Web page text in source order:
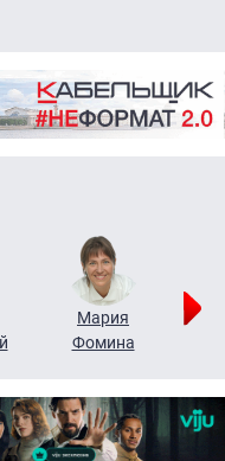
Мария
Фомина